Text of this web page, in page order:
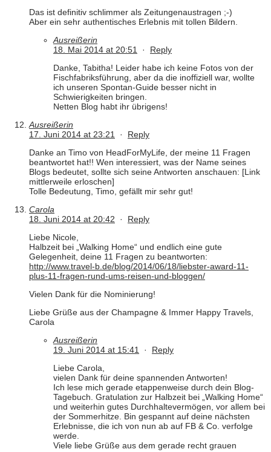
Das ist definitiv schlimmer als Zeitungenaustragen ;-)
Aber ein sehr authentisches Erlebnis mit tollen Bildern.
Ausreißerin
18. Mai 2014 at 20:51 · Reply
Danke, Tabitha! Leider habe ich keine Fotos von der
Fischfabriksführung, aber da die inoffiziell war, wollte
ich unseren Spontan-Guide besser nicht in
Schwierigkeiten bringen.
Netten Blog habt ihr übrigens!
Ausreißerin
17. Juni 2014 at 23:21 · Reply
Danke an Timo von HeadForMyLife, der meine 11 Fragen
beantwortet hat!! Wen interessiert, was der Name seines
Blogs bedeutet, sollte sich seine Antworten anschauen: [Link
mittlerweile erloschen]
Tolle Bedeutung, Timo, gefällt mir sehr gut!
Carola
18. Juni 2014 at 20:42 · Reply
Liebe Nicole,
Halbzeit bei „Walking Home“ und endlich eine gute
Gelegenheit, deine 11 Fragen zu beantworten:
http://www.travel-b.de/blog/2014/06/18/liebster-award-11-
plus-11-fragen-rund-ums-reisen-und-bloggen/
Vielen Dank für die Nominierung!
Liebe Grüße aus der Champagne & Immer Happy Travels,
Carola
Ausreißerin
19. Juni 2014 at 15:41 · Reply
Liebe Carola,
vielen Dank für deine spannenden Antworten!
Ich lese mich gerade etappenweise durch dein Blog-
Tagebuch. Gratulation zur Halbzeit bei „Walking Home“
und weiterhin gutes Durchhaltevermögen, vor allem bei
der Sommerhitze. Bin gespannt auf deine nächsten
Erlebnisse, die ich von nun ab auf FB & Co. verfolge
werde.
Viele liebe Grüße aus dem gerade recht grauen